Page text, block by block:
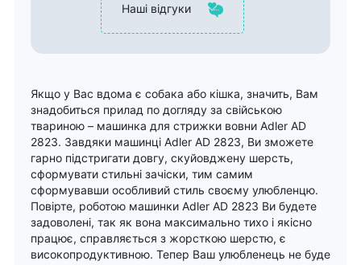
Наші відгуки
Якщо у Вас вдома є собака або кішка, значить, Вам
знадобиться прилад по догляду за свійською
твариною – машинка для стрижки вовни Adler AD
2823. Завдяки машинці Adler AD 2823, Ви зможете
гарно підстригати довгу, скуйовджену шерсть,
сформувати стильні зачіски, тим самим
сформувавши особливий стиль своєму улюбленцю.
Повірте, роботою машинки Adler AD 2823 Ви будете
задоволені, так як вона максимально тихо і якісно
працює, справляється з жорсткою шерстю, є
високопродуктивною. Тепер Ваш улюбленець не буде